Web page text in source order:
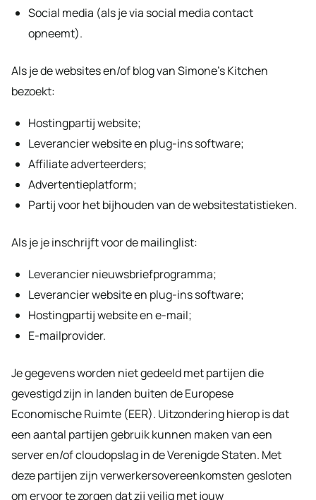
Social media (als je via social media contact
opneemt).
Als je de websites en/of blog van Simone’s Kitchen
bezoekt:
Hostingpartij website;
Leverancier website en plug-ins software;
Affiliate adverteerders;
Advertentieplatform;
Partij voor het bijhouden van de websitestatistieken.
Als je je inschrijft voor de mailinglist:
Leverancier nieuwsbriefprogramma;
Leverancier website en plug-ins software;
Hostingpartij website en e-mail;
E-mailprovider.
Je gegevens worden niet gedeeld met partijen die
gevestigd zijn in landen buiten de Europese
Economische Ruimte (EER). Uitzondering hierop is dat
een aantal partijen gebruik kunnen maken van een
server en/of cloudopslag in de Verenigde Staten. Met
deze partijen zijn verwerkersovereenkomsten gesloten
om ervoor te zorgen dat zij veilig met jouw